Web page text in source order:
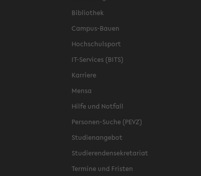
Bibliothek
Campus-Bauen
Hochschulsport
IT-Services (BITS)
Karriere
Mensa
Hilfe und Notfall
Personen-Suche (PEVZ)
Studienangebot
Studierendensekretariat
Termine und Fristen